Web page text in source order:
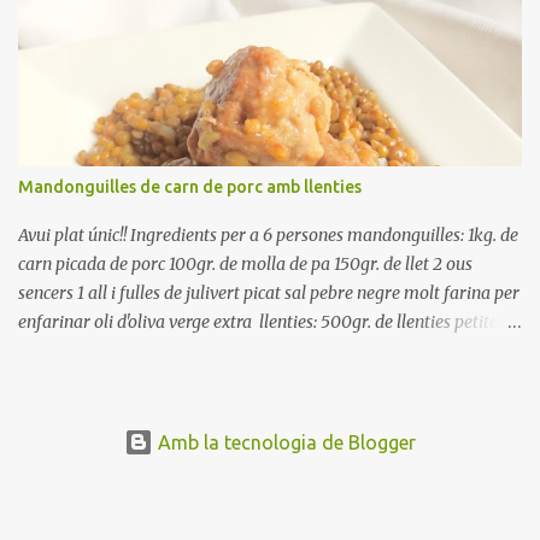
rodanxes. Una hora abans de portar a la taula, poseu els cigrons,
ben escorreguts, en un bol, amb la resta d'ingredients: les tomates,
el pebrot, la ceba, (escorreguda), les olives i la tonyina esmicolada.
Amaniu amb sal i oli... bon profit!!
Mandonguilles de carn de porc amb llenties
Avui plat únic!! Ingredients per a 6 persones mandonguilles: 1kg. de
carn picada de porc 100gr. de molla de pa 150gr. de llet 2 ous
sencers 1 all i fulles de julivert picat sal pebre negre molt farina per
enfarinar oli d'oliva verge extra llenties: 500gr. de llenties petites
entre 40 i 50 minuts. Poseu la carn picada en un bol i barregeu-la
Amb la tecnologia de Blogger